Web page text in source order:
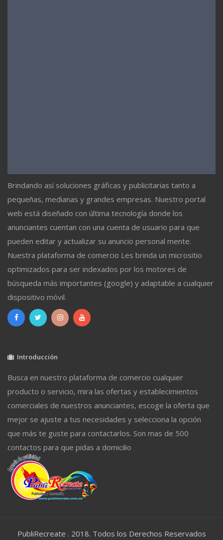
Brindando así soluciones gráficas y publicitarias tanto a
pequeñas, medianas y grandes empresas. Nuestro portal
web está diseñado con última tecnología donde los
anunciantes cuentan con una cuenta de usuario para que
pueden editar y actualizar su anuncio personal mente.
Nuestra plataforma de comercio Les brinda un micrositio
optimizados para ser indexados por los motores de
búsqueda más importantes (google) y adaptable a cualquier
dispositivo móvil.
Introducción
Busca en nuestro plataforma de comercio cualquier
producto o servicio, mira las ofertas y establecimientos
comerciales de nuestros anunciantes, escoge la oferta que
mejor se ajuste a tus necesidades y selecciona la opción
que más te guste para contactarlos. Son mas de 500
contactos para que pidas a domicilio
PubliRecreate . 2018. Todos los Derechos Reservados